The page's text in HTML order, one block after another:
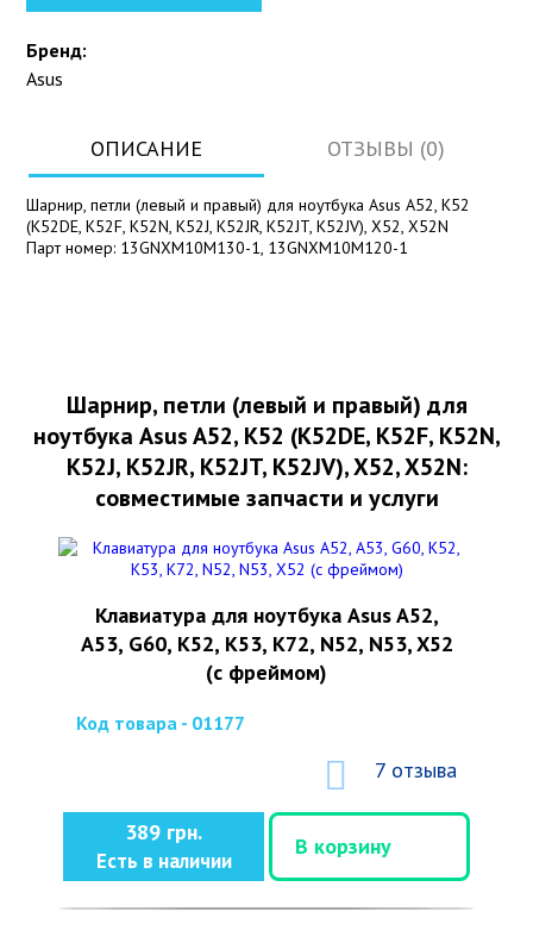
Бренд:
Asus
ОПИСАНИЕ ОТЗЫВЫ (0)
Шарнир, петли (левый и правый) для ноутбука Asus A52, K52
(K52DE, K52F, K52N, K52J, K52JR, K52JT, K52JV), X52, X52N
Парт номер: 13GNXM10M130-1, 13GNXM10M120-1
Шарнир, петли (левый и правый) для
ноутбука Asus A52, K52 (K52DE, K52F, K52N,
K52J, K52JR, K52JT, K52JV), X52, X52N:
совместимые запчасти и услуги
Клавиатура для ноутбука Asus A52,
A53, G60, K52, K53, K72, N52, N53, X52
(с фреймом)
Код товара - 01177
7 отзыва
389 грн.
Есть в наличии
В корзину